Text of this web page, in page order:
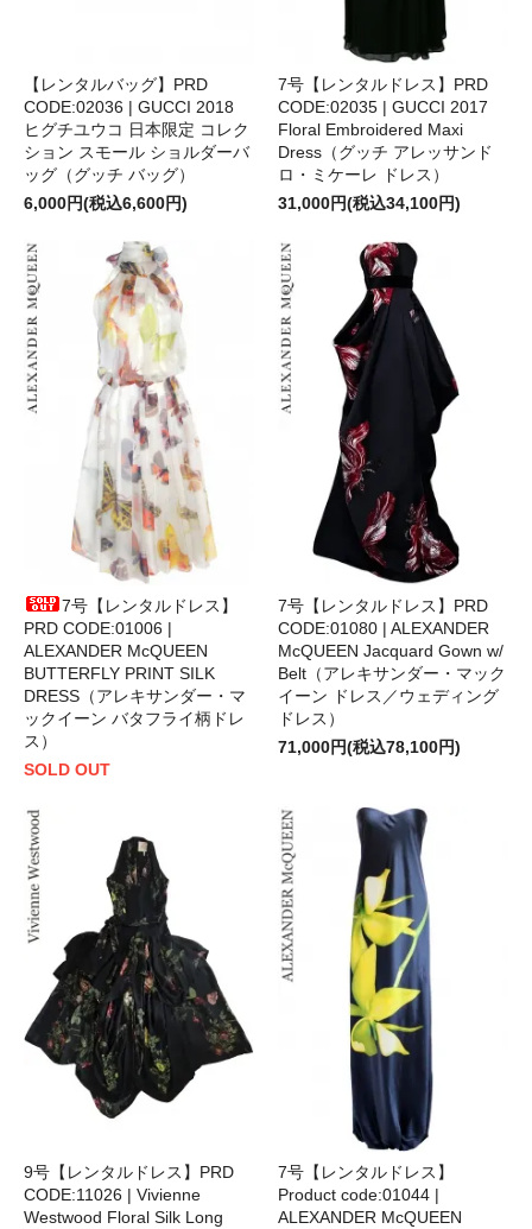
【レンタルバッグ】PRD
CODE:02036 | GUCCI 2018
ヒグチユウコ 日本限定 コレク
ション スモール ショルダーバ
ッグ（グッチ バッグ）
6,000円(税込6,600円)
7号【レンタルドレス】PRD
CODE:02035 | GUCCI 2017
Floral Embroidered Maxi
Dress（グッチ アレッサンド
ロ・ミケーレ ドレス）
31,000円(税込34,100円)
7号【レンタルドレス】
PRD CODE:01006 |
ALEXANDER McQUEEN
BUTTERFLY PRINT SILK
DRESS（アレキサンダー・マ
ックイーン バタフライ柄ドレ
ス）
SOLD OUT
7号【レンタルドレス】PRD
CODE:01080 | ALEXANDER
McQUEEN Jacquard Gown w/
Belt（アレキサンダー・マック
イーン ドレス／ウェディング
ドレス）
71,000円(税込78,100円)
9号【レンタルドレス】PRD
CODE:11026 | Vivienne
Westwood Floral Silk Long
7号【レンタルドレス】
Product code:01044 |
ALEXANDER McQUEEN